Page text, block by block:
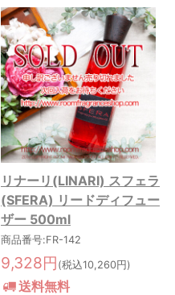
リナーリ(LINARI) スフェラ
(SFERA) リードディフュー
ザー 500ml
商品番号:FR-142
9,328円 (税込10,260円)
送料無料